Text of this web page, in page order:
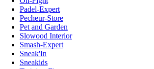
Padel-Expert
Pecheur-Store
Pet and Garden
Slowood Interior
Smash-Expert
Sneak'In
Sneakids